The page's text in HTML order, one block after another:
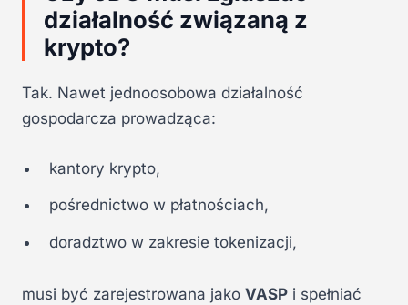
działalność związaną z
krypto?
Tak. Nawet jednoosobowa działalność
gospodarcza prowadząca:
kantory krypto,
pośrednictwo w płatnościach,
doradztwo w zakresie tokenizacji,
musi być zarejestrowana jako VASP i spełniać